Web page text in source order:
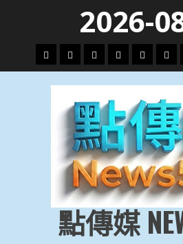
content
2026-
頭
條
財
經
地
方.
會
文
教.
技
專
題
娛
樂
劇
點傳媒